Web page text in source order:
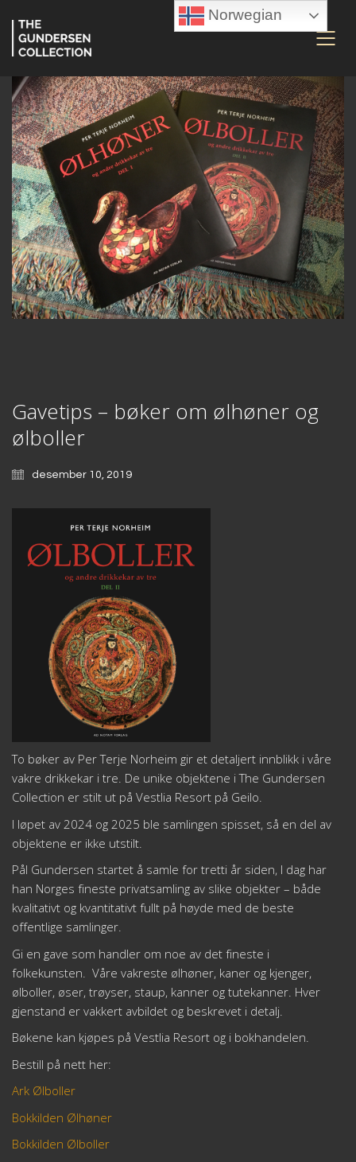
Gavetips – bøker om ølhøner og
ølboller
desember 10, 2019
To bøker av Per Terje Norheim gir et detaljert innblikk i våre
vakre drikkekar i tre. De unike objektene i The Gundersen
Collection er stilt ut på Vestlia Resort på Geilo.
I løpet av 2024 og 2025 ble samlingen spisset, så en del av
objektene er ikke utstilt.
Pål Gundersen startet å samle for tretti år siden, I dag har
han Norges fineste privatsamling av slike objekter – både
kvalitativt og kvantitativt fullt på høyde med de beste
offentlige samlinger.
Gi en gave som handler om noe av det fineste i
folkekunsten. Våre vakreste ølhøner, kaner og kjenger,
ølboller, øser, trøyser, staup, kanner og tutekanner. Hver
gjenstand er vakkert avbildet og beskrevet i detalj.
Bøkene kan kjøpes på Vestlia Resort og i bokhandelen.
Bestill på nett her:
Ark Ølboller
Bokkilden Ølhøner
Bokkilden Ølboller
Norwegian